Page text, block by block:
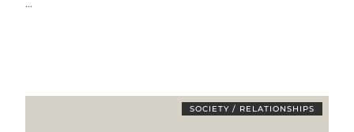
...
SOCIETY / RELATIONSHIPS